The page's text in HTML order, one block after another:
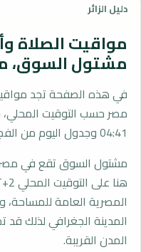
دليل الزائر
مواقيت الصلاة
مشتول السوق،
في هذه الصفحة تجد
مصر حسب التوقيت المحلي،
04:41 وجدول اليوم من الفجر إلى العشاء.
مشتول السوق تقع في مصر.
المصرية العامة
المدينة الجغرافي لذلك قد
المدن القريبة.